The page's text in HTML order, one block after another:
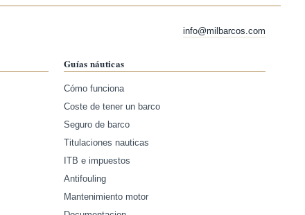
info@milbarcos.com
Guías náuticas
Cómo funciona
Coste de tener un barco
Seguro de barco
Titulaciones nauticas
ITB e impuestos
Antifouling
Mantenimiento motor